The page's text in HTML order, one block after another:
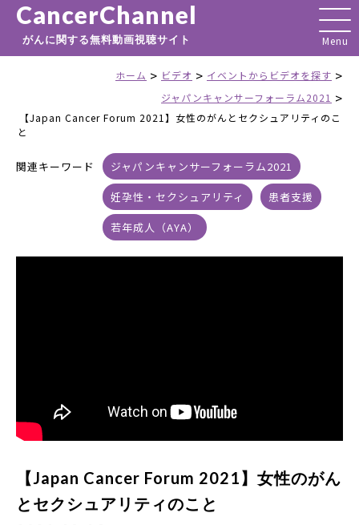
CancerChannel
がんに関する無料動画視聴サイト
ホーム > ビデオ > イベントからビデオを探す >
ジャパンキャンサーフォーラム2021 >
【Japan Cancer Forum 2021】女性のがんとセクシュアリティのこ
と
関連キーワード
ジャパンキャンサーフォーラム2021
妊孕性・セクシュアリティ
患者支援
若年成人（AYA）
【Japan Cancer Forum 2021】女性のがん
とセクシュアリティのこと